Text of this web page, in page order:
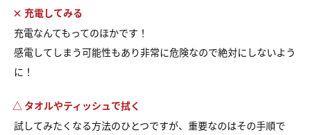
× 充電してみる
充電なんてもってのほかです！
感電してしまう可能性もあり非常に危険なので絶対にしないよう
に！
△ タオルやティッシュで拭く
試してみたくなる方法のひとつですが、重要なのはその手順で